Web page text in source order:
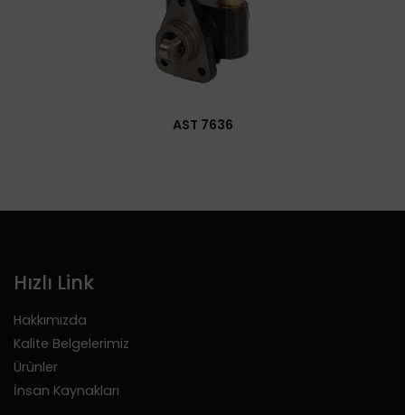
AST 7636
Hızlı Link
Hakkımızda
Kalite Belgelerimiz
Ürünler
İnsan Kaynakları